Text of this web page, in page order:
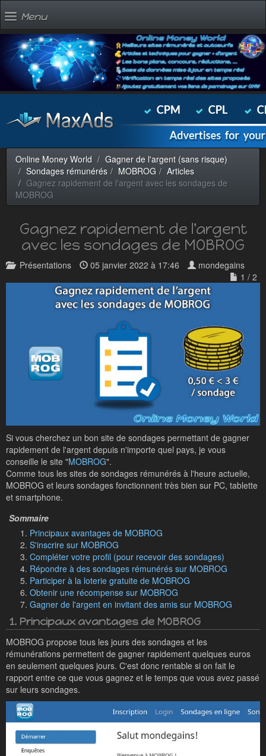
Menu
Online Money World
Gagner de l'argent (sans risque)
Sondages rémunérés
MOBROG
Articles
Gagnez rapidement de l'argent avec les sondages de
MOBROG
Gagnez rapidement de l'argent
avec les sondages de MOBROG
Présentations 05 janvier 2022 à 17:46
mondegains
1 / 2
Si vous cherchez un bon site de sondages permettant de gagner
rapidement de l'argent depuis n'importe quel pays, je vous
conseille le site "MOBROG".
Comme tous les sites de sondages rémunérés à l'heure actuelle,
MOBROG et leurs sondages fonctionnent très bien sur PC, tablette
et smartphone.
Principaux avantages de MOBROG
S'inscrire sur MOBROG
Compléter votre profil (pour recevoir des sondages)
Répondre à des sondages rémunérés sur MOBROG
Participer à la loterie gratuite de MOBROG
Obtenir une récompense sur MOBROG
Gagner de l'argent en invitant des amis sur MOBROG
1. Principaux avantages de MOBROG
MOBROG propose tous les jours des sondages et les
rémunérations permettent de gagner rapidement quelques euros
en seulement quelques jours. C'est donc rentable si on fait le
rapport entre ce que vous gagnez et le temps que vous avez passé
sur leurs sondages.